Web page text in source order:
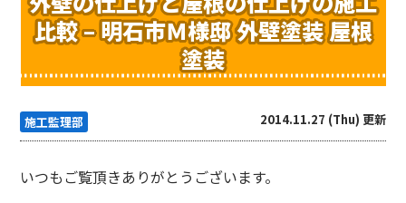
比較 – 明石市Ｍ様邸 外壁塗装 屋根
塗装
施工監理部 2014.11.27 (Thu) 更新
いつもご覧頂きありがとうございます。